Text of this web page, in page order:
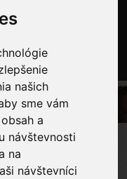
našich
sme vám
a
návštevnosti
na
návštevníci
METRÁŽ